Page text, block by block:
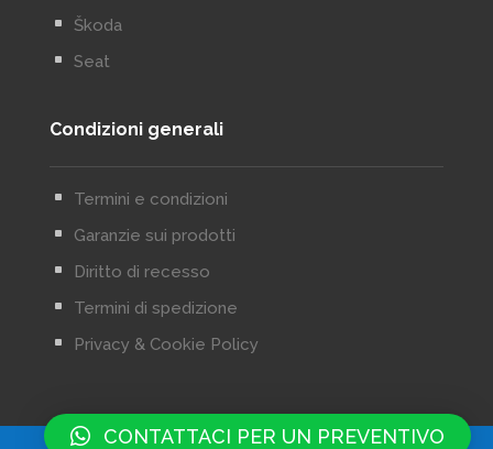
^ Škoda
^ Seat
Condizioni generali
^ Termini e condizioni
^ Garanzie sui prodotti
^ Diritto di recesso
^ Termini di spedizione
^ Privacy & Cookie Policy
CONTATTACI PER UN PREVENTIVO